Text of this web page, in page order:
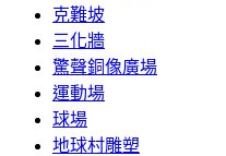
克難坡
三化牆
驚聲銅像廣場
運動場
球場
地球村雕塑